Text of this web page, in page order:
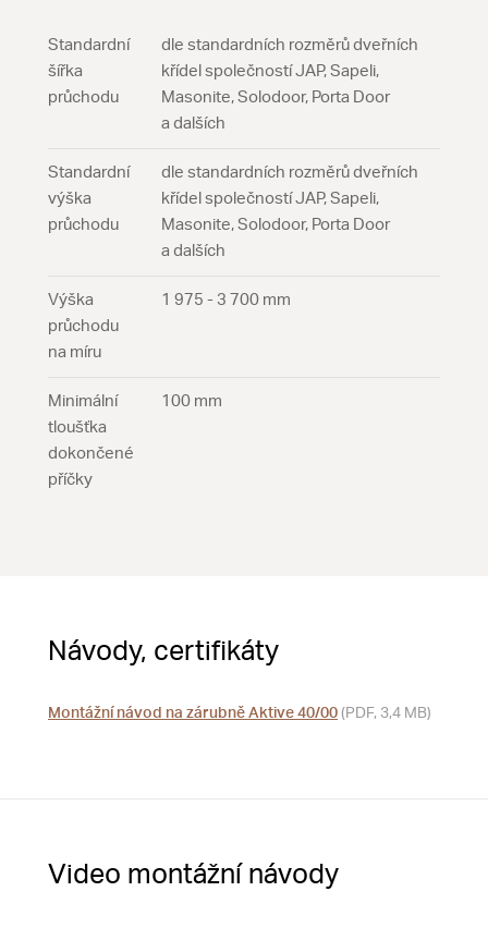
Standardní
šířka
průchodu
dle standardních rozměrů dveřních
křídel společností JAP, Sapeli,
Masonite, Solodoor, Porta Door
a dalších
Standardní
výška
průchodu
dle standardních rozměrů dveřních
křídel společností JAP, Sapeli,
Masonite, Solodoor, Porta Door
a dalších
Výška
průchodu
na míru
1 975 - 3 700 mm
Minimální
tloušťka
dokončené
příčky
100 mm
Návody, certifikáty
Montážní návod na zárubně Aktive 40/00 (PDF, 3,4 MB)
Video montážní návody